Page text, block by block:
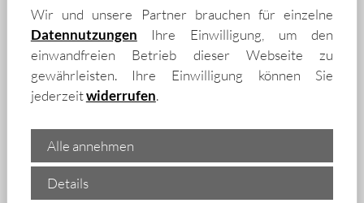
dekorative Gestaltungselemente sind nur
teilweise barrierefrei nutzbar.
PDF- und sonstige Dokumente
Dokumente (z.B. PDF), welche über die
Webseite bereitgestellt bzw. erstellt
werden, sind nicht barrierefrei. Sie sind u.
a. nicht in gut lesbarer Standardschrift
verfügbar, nicht mit Lesezeichen oder ggf.
auch nicht mit Alternativtexten für Bilder
Wir und unsere Partner brauchen für einzelne
Datennutzungen Ihre Einwilligung, um den
einwandfreien Betrieb dieser Webseite zu
gewährleisten. Ihre Einwilligung können Sie
jederzeitwiderrufen.
Alle annehmen
Details